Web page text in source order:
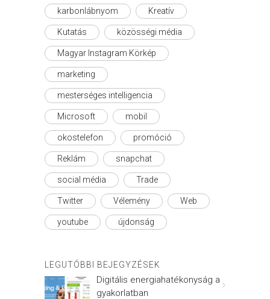
karbonlábnyom Kreatív
Kutatás közösségi média
Magyar Instagram Körkép
marketing
mesterséges intelligencia
Microsoft mobil
okostelefon promóció
Reklám snapchat
social média Trade
Twitter Vélemény Web
youtube újdonság
LEGUTÓBBI BEJEGYZÉSEK
Digitális energiahatékonyság a
gyakorlatban